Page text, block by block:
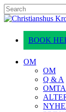
Skip
to
Close
BOOK
Menu
OM
OM
Q & A